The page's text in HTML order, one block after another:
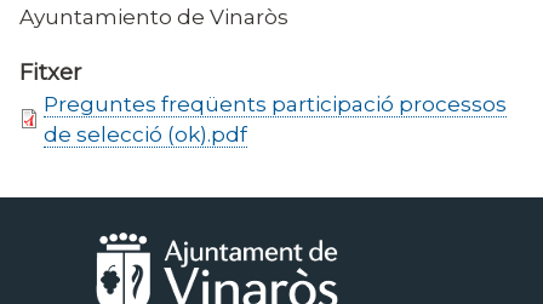
Ayuntamiento de Vinaròs
Fitxer
Preguntes freqüents participació processos
de selecció (ok).pdf